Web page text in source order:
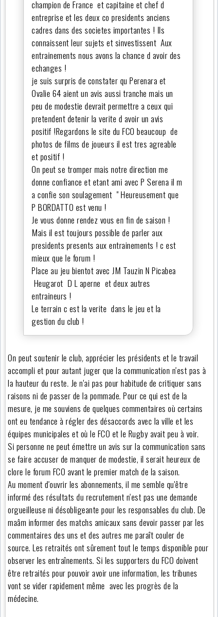
champion de France et capitaine et chef d
entreprise et les deux co presidents anciens
cadres dans des societes importantes ! Ils
connaissent leur sujets et sinvestissent Aux
entrainements nous avons la chance d avoir des
echanges !
je suis surpris de constater qu Perenara et
Ovalie 64 aient un avis aussi tranche mais un
peu de modestie devrait permettre a ceux qui
pretendent detenir la verite d avoir un avis
positif !Regardons le site du FCO beaucoup de
photos de films de joueurs il est tres agreable
et positif !
On peut se tromper mais notre direction me
donne confiance et etant ami avec P Serena il m
a confie son soulagement " Heureusement que
P BORDATTO est venu !
Je vous donne rendez vous en fin de saison !
Mais il est toujours possible de parler aux
presidents presents aux entrainements ! c est
mieux que le forum !
Place au jeu bientot avec JM Tauzin N Picabea
Heugarot D L aperne et deux autres
entraineurs !
Le terrain c est la verite dans le jeu et la
gestion du club !
On peut soutenir le club, apprécier les présidents et le travail
accompli et pour autant juger que la communication n'est pas à
la hauteur du reste. Je n'ai pas pour habitude de critiquer sans
raisons ni de passer de la pommade. Pour ce qui est de la
mesure, je me souviens de quelques commentaires où certains
ont eu tendance à régler des désaccords avec la ville et les
équipes municipales et où le FCO et le Rugby avait peu à voir.
Si personne ne peut émettre un avis sur la communication sans
se faire accuser de manquer de modestie, il serait heureux de
clore le forum FCO avant le premier match de la saison.
Au moment d'ouvrir les abonnements, il me semble qu'être
informé des résultats du recrutement n'est pas une demande
orgueilleuse ni désobligeante pour les responsables du club. De
maâm informer des matchs amicaux sans devoir passer par les
commentaires des uns et des autres me paraît couler de
source. Les retraités ont sûrement tout le temps disponible pour
observer les entraînements. Si les supporters du FCO doivent
être retraités pour pouvoir avoir une information, les tribunes
vont se vider rapidement même avec les progrès de la
médecine.